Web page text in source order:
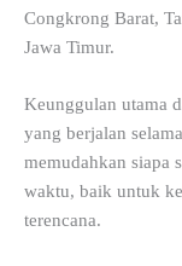
Congkrong Barat,
Jawa Timur.
Keunggulan utama
yang berjalan
memudahkan siapa
waktu, baik untuk
terencana.